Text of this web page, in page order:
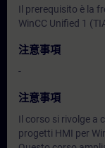
Il prerequisito è la
WinCC Unified 1
注意事項
-
注意事項
Il corso si rivolge a
progetti HMI per